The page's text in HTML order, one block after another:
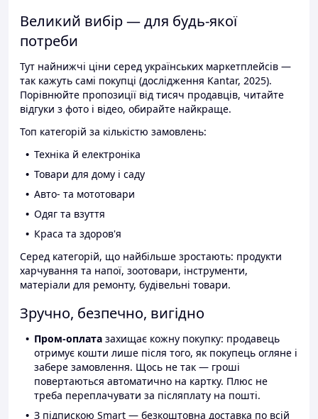
Великий вибір — для будь-якої
потреби
Тут найнижчі ціни серед українських маркетплейсів —
так кажуть самі покупці (дослідження Kantar, 2025).
Порівнюйте пропозиції від тисяч продавців, читайте
відгуки з фото і відео, обирайте найкраще.
Топ категорій за кількістю замовлень:
Техніка й електроніка
Товари для дому і саду
Авто- та мототовари
Одяг та взуття
Краса та здоров'я
Серед категорій, що найбільше зростають: продукти
харчування та напої, зоотовари, інструменти,
матеріали для ремонту, будівельні товари.
Зручно, безпечно, вигідно
Пром-оплата захищає кожну покупку: продавець
отримує кошти лише після того, як покупець огляне і
забере замовлення. Щось не так — гроші
повертаються автоматично на картку. Плюс не
треба переплачувати за післяплату на пошті.
З підпискою Smart — безкоштовна доставка по всій